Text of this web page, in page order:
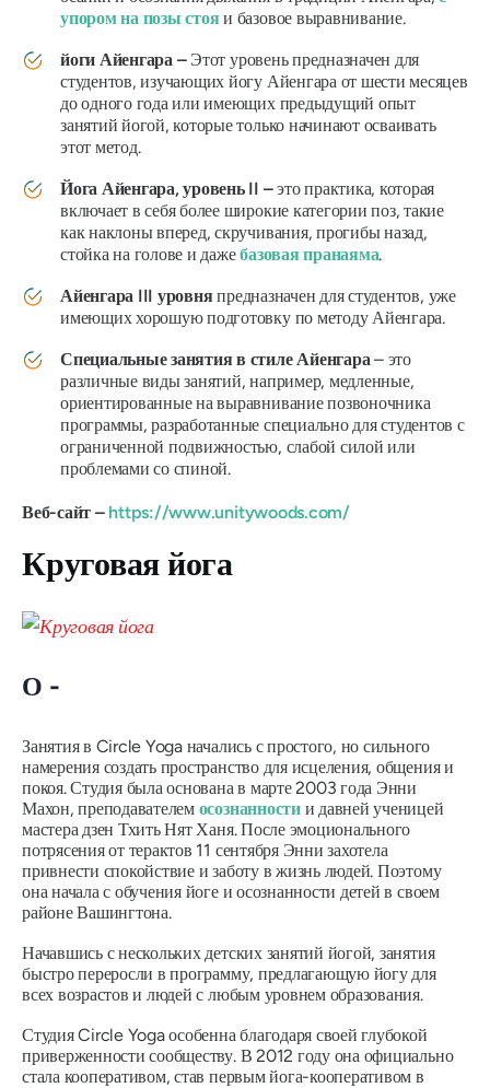
упором на позы стояи базовое выравнивание.
йоги Айенгара – Этот уровень предназначен для
студентов, изучающих йогу Айенгара от шести месяцев
до одного года или имеющих предыдущий опыт
занятий йогой, которые только начинают осваивать
этот метод.
Йога Айенгара,уровень II –это практика, которая
включает в себя более широкие категории поз, такие
как наклоны вперед, скручивания, прогибы назад,
стойка на голове и дажебазовая пранаяма.
Айенгара III уровняпредназначен для студентов, уже
имеющих хорошую подготовку по методу Айенгара.
Специальные занятия в стиле Айенгара – это
различные виды занятий, например, медленные,
ориентированные на выравнивание позвоночника
программы, разработанные специально для студентов с
ограниченной подвижностью, слабой силой или
проблемами со спиной.
Веб-сайт –https://www.unitywoods.com/
Круговая йога
О -
Занятия в Circle Yoga начались с простого, но сильного
намерения создать пространство для исцеления, общения и
покоя. Студия была основана в марте 2003 года Энни
Махон, преподавателем осознанностии давней ученицей
мастера дзен Тхить Нят Ханя. После эмоционального
потрясения от терактов 11 сентября Энни захотела
привнести спокойствие и заботу в жизнь людей. Поэтому
она начала с обучения йоге и осознанности детей в своем
районе Вашингтона.
Начавшись с нескольких детских занятий йогой, занятия
быстро переросли в программу, предлагающую йогу для
всех возрастов и людей с любым уровнем образования.
Студия Circle Yoga особенна благодаря своей глубокой
приверженности сообществу. В 2012 году она официально
стала кооперативом, став первым йога-кооперативом в